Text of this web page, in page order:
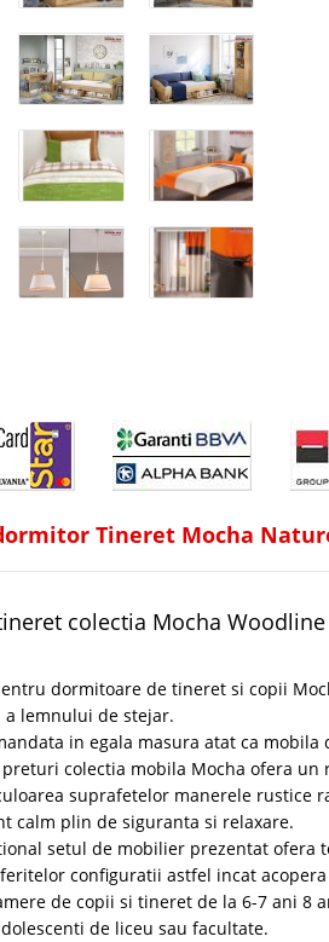
Tineret Mocha
colectia Mocha
dormitoare de tineret si copii
lemnului de stejar.
in egala masura atat ca
colectia mobila Mocha ofera un
suprafetelor manerele rustice
calm plin de siguranta si relaxare.
setul de mobilier prezentat ofera
configuratii astfel incat
de copii si tineret de la 6-7 ani 8
de liceu sau facultate.